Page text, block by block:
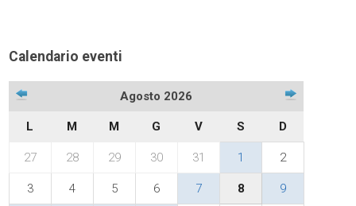
Calendario eventi
Agosto 2026
L M M G V S D
27 28 29 30 31 1 2
3 4 5 6 7 8 9